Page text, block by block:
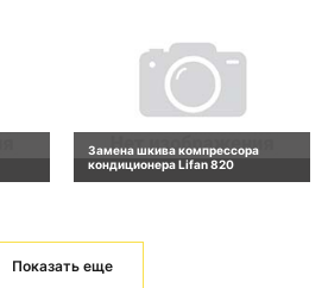
Замена шкива компрессора
кондиционера Lifan 820
Показать еще